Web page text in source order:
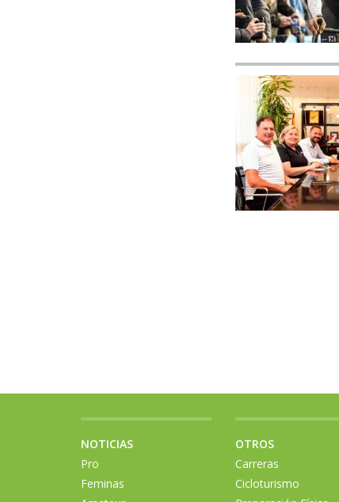
NOTICIAS
Pro
Feminas
OTROS
Carreras
Cicloturismo